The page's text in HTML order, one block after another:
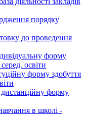
порядку
до проведення
форму
освіти
форму здобуття
форму
в школі -